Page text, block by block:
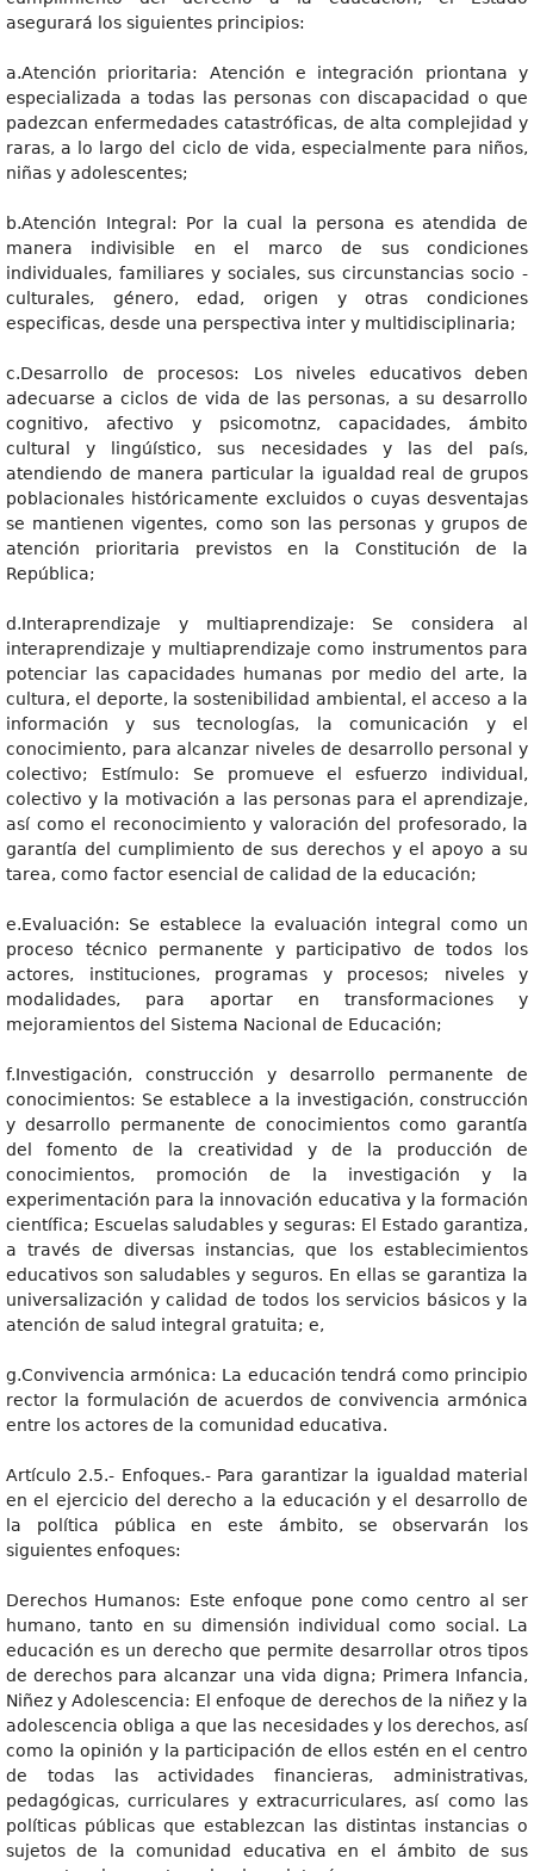
asegurará los siguientes principios:
a.Atención prioritaria: Atención e integración priontana y
especializada a todas las personas con discapacidad o que
padezcan enfermedades catastróficas, de alta complejidad y
raras, a lo largo del ciclo de vida, especialmente para niños,
niñas y adolescentes;
b.Atención Integral: Por la cual la persona es atendida de
manera indivisible en el marco de sus condiciones
individuales, familiares y sociales, sus circunstancias socio -
culturales, género, edad, origen y otras condiciones
especificas, desde una perspectiva inter y multidisciplinaria;
c.Desarrollo de procesos: Los niveles educativos deben
adecuarse a ciclos de vida de las personas, a su desarrollo
cognitivo, afectivo y psicomotnz, capacidades, ámbito
cultural y lingúístico, sus necesidades y las del país,
atendiendo de manera particular la igualdad real de grupos
poblacionales históricamente excluidos o cuyas desventajas
se mantienen vigentes, como son las personas y grupos de
atención prioritaria previstos en la Constitución de la
República;
d.Interaprendizaje y multiaprendizaje: Se considera al
interaprendizaje y multiaprendizaje como instrumentos para
potenciar las capacidades humanas por medio del arte, la
cultura, el deporte, la sostenibilidad ambiental, el acceso a la
información y sus tecnologías, la comunicación y el
conocimiento, para alcanzar niveles de desarrollo personal y
colectivo; Estímulo: Se promueve el esfuerzo individual,
colectivo y la motivación a las personas para el aprendizaje,
así como el reconocimiento y valoración del profesorado, la
garantía del cumplimiento de sus derechos y el apoyo a su
tarea, como factor esencial de calidad de la educación;
e.Evaluación: Se establece la evaluación integral como un
proceso técnico permanente y participativo de todos los
actores, instituciones, programas y procesos; niveles y
modalidades, para aportar en transformaciones y
mejoramientos del Sistema Nacional de Educación;
f.Investigación, construcción y desarrollo permanente de
conocimientos: Se establece a la investigación, construcción
y desarrollo permanente de conocimientos como garantía
del fomento de la creatividad y de la producción de
conocimientos, promoción de la investigación y la
experimentación para la innovación educativa y la formación
científica; Escuelas saludables y seguras: El Estado garantiza,
a través de diversas instancias, que los establecimientos
educativos son saludables y seguros. En ellas se garantiza la
universalización y calidad de todos los servicios básicos y la
atención de salud integral gratuita; e,
g.Convivencia armónica: La educación tendrá como principio
rector la formulación de acuerdos de convivencia armónica
entre los actores de la comunidad educativa.
Artículo 2.5.- Enfoques.- Para garantizar la igualdad material
en el ejercicio del derecho a la educación y el desarrollo de
la política pública en este ámbito, se observarán los
siguientes enfoques:
Derechos Humanos: Este enfoque pone como centro al ser
humano, tanto en su dimensión individual como social. La
educación es un derecho que permite desarrollar otros tipos
de derechos para alcanzar una vida digna; Primera Infancia,
Niñez y Adolescencia: El enfoque de derechos de la niñez y la
adolescencia obliga a que las necesidades y los derechos, así
como la opinión y la participación de ellos estén en el centro
de todas las actividades financieras, administrativas,
pedagógicas, curriculares y extracurriculares, así como las
políticas públicas que establezcan las distintas instancias o
sujetos de la comunidad educativa en el ámbito de sus